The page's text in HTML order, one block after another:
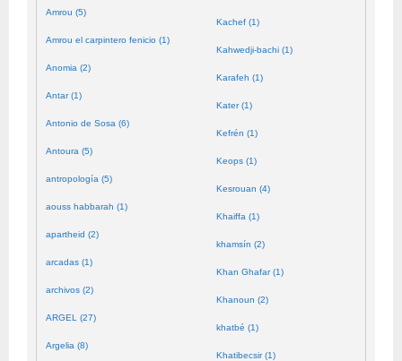
Amrou (5)
Amrou el carpintero fenicio (1)
Anomia (2)
Antar (1)
Antonio de Sosa (6)
Antoura (5)
antropología (5)
aouss habbarah (1)
apartheid (2)
arcadas (1)
archivos (2)
ARGEL (27)
Argelia (8)
Kachef (1)
Kahwedji-bachi (1)
Karafeh (1)
Kater (1)
Kefrén (1)
Keops (1)
Kesrouan (4)
Khaiffa (1)
khamsín (2)
Khan Ghafar (1)
Khanoun (2)
khatbé (1)
Khatibecsir (1)